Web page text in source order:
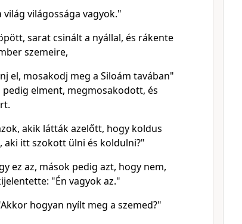
világossága vagyok."
sarat csinált a nyállal, és rákente
szemeire,
el, mosakodj meg a Siloám tavában"
elment, megmosakodott, és
akik látták azelőtt, hogy koldus
aki itt szokott ülni és koldulni?"
ez az, mások pedig azt, hogy nem,
"Én vagyok az."
hogyan nyílt meg a szemed?"